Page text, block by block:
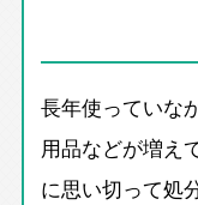
長年使っていな
用品などが増え
に思い切って処